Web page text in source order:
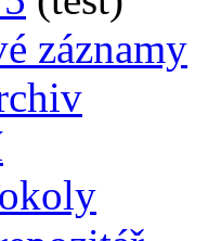
záznamy